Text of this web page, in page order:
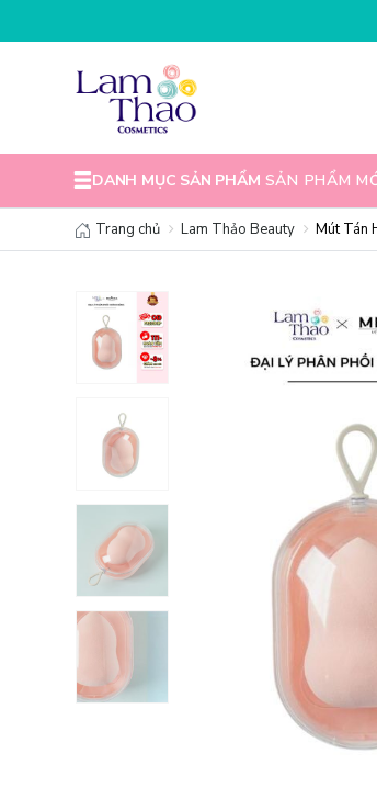
DANH MỤC SẢN PHẨM SẢN PHẨM
Trang chủ Lam Thảo Beauty Mút Tán